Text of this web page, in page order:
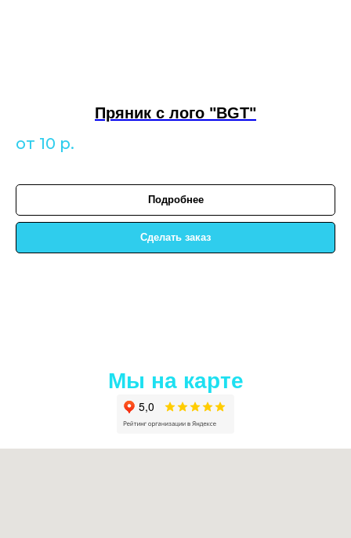
Пряник с лого "BGT"
от 10 р.
Подробнее
Сделать заказ
Мы на карте